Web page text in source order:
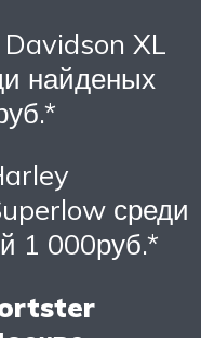
XL
найденых
среди
1 000руб.*